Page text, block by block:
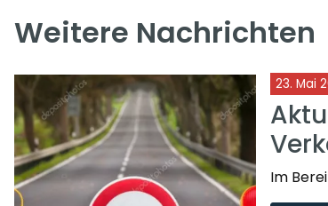
Weitere Nachrichten
23. Mai
Im